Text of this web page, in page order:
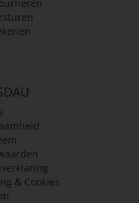
& Cookies